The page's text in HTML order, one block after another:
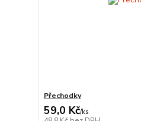
Přechodky
59,0 Kč/ks